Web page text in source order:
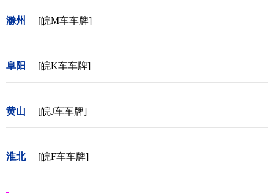
滁州 [皖M车车牌]
阜阳 [皖K车车牌]
黄山 [皖J车车牌]
淮北 [皖F车车牌]